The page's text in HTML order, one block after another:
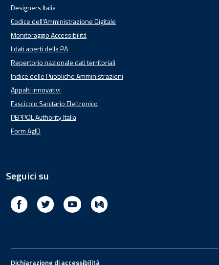
Designers Italia
Codice dell'Amministrazione Digitale
Monitoraggio Accessibilità
I dati aperti della PA
Repertorio nazionale dati territoriali
Indice delle Pubbliche Amministrazioni
Appalti innovativi
Fascicolo Sanitario Elettronico
PEPPOL Authority Italia
Form AgID
Seguici su
Facebook Twitter Youtube
Footer
Dichiarazione di accessibilità